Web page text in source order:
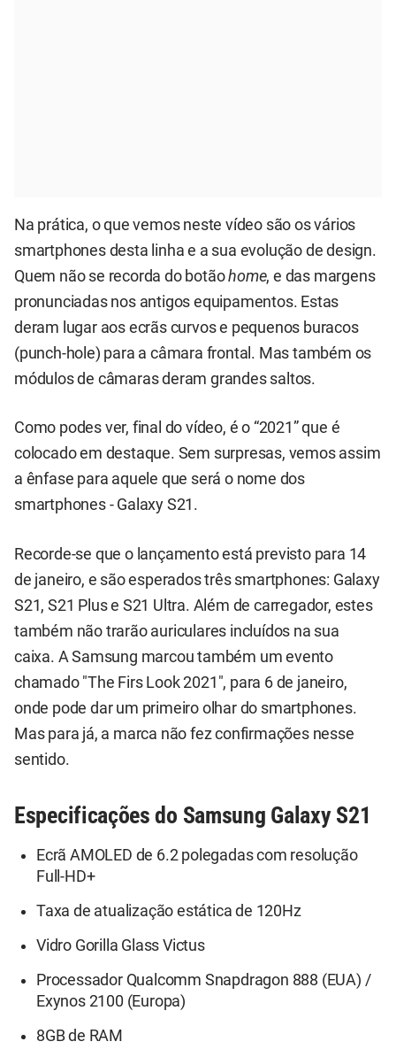
Na prática, o que vemos neste vídeo são os vários
smartphones desta linha e a sua evolução de design.
Quem não se recorda do botãohome, e das margens
pronunciadas nos antigos equipamentos. Estas
deram lugar aos ecrãs curvos e pequenos buracos
(punch-hole) para a câmara frontal. Mas também os
módulos de câmaras deram grandes saltos.
Como podes ver, final do vídeo, é o “2021” que é
colocado em destaque. Sem surpresas, vemos assim
a ênfase para aquele que será o nome dos
smartphones - Galaxy S21.
Recorde-se que o lançamento está previsto para 14
de janeiro, e são esperados três smartphones: Galaxy
S21, S21 Plus e S21 Ultra. Além de carregador, estes
também não trarão auriculares incluídos na sua
caixa. A Samsung marcou também um evento
chamado "The Firs Look 2021", para 6 de janeiro,
onde pode dar um primeiro olhar do smartphones.
Mas para já, a marca não fez confirmações nesse
sentido.
Especificações do Samsung Galaxy S21
Ecrã AMOLED de 6.2 polegadas com resolução
Full-HD+
Taxa de atualização estática de 120Hz
Vidro Gorilla Glass Victus
Processador Qualcomm Snapdragon 888 (EUA) /
Exynos 2100 (Europa)
8GB de RAM